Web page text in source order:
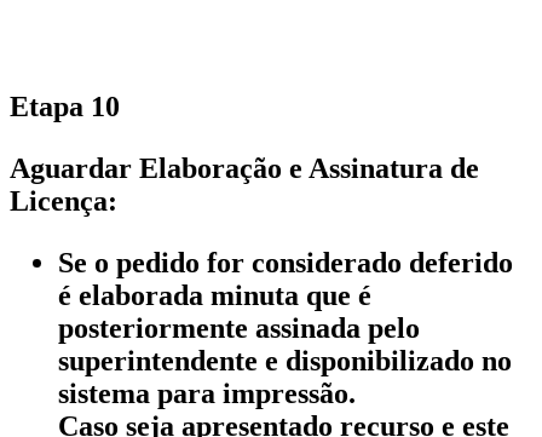
Etapa 10
Aguardar Elaboração e Assinatura de
Licença:
Se o pedido for considerado deferido
é elaborada minuta que é
posteriormente assinada pelo
superintendente e disponibilizado no
sistema para impressão.
Caso seja apresentado recurso e este